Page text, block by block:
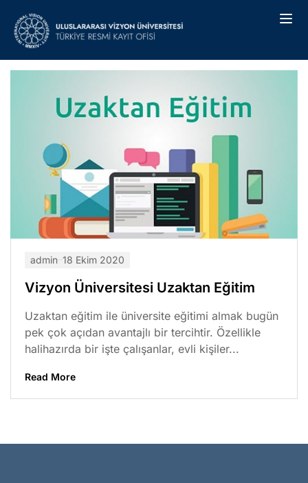
admin 18 Ekim 2020
Vizyon Üniversitesi Uzaktan Eğitim
Uzaktan eğitim ile üniversite eğitimi almak bugün
pek çok açıdan avantajlı bir tercihtir. Özellikle
halihazırda bir işte çalışanlar, evli kişiler...
Read More